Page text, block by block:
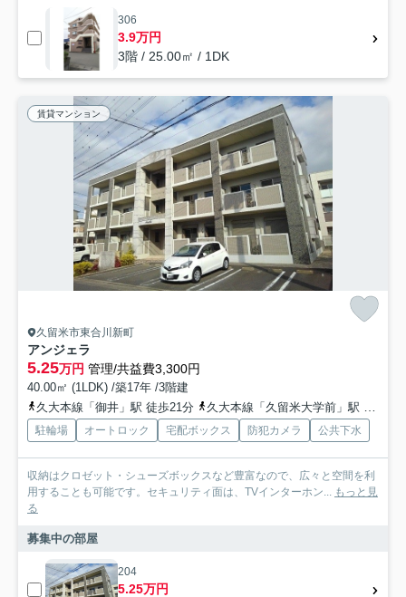
306
3.9万円
3階 / 25.00㎡ / 1DK
賃貸マンション
久留米市東合川新町
アンジェラ
5.25万円 管理/共益費3,300円
40.00㎡ (1LDK) /築17年 /3階建
久大本線「御井」駅 徒歩21分
久大本線「久留米大学前」駅 徒歩32分
駐輪場 オートロック 宅配ボックス 防犯カメラ 公共下水
収納はクロゼット・シューズボックスなど豊富なので、広々と空間を利
用することも可能です。セキュリティ面は、TVインターホン... もっと見
る
募集中の部屋
204
5.25万円